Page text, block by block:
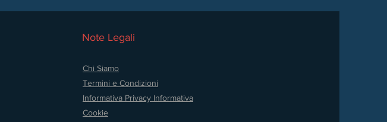
Note Legali
Chi Siamo
Termini e Condizioni
Informativa Privacy Informativa
Cookie